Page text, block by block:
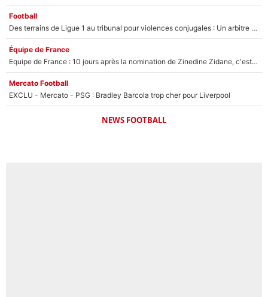
Football
Des terrains de Ligue 1 au tribunal pour violences conjugales : Un arbitre français encourt une peine de 18 mois de prison !
Équipe de France
Equipe de France : 10 jours après la nomination de Zinedine Zidane, c'est au tour de son fils de prendre un nouveau départ !
Mercato Football
EXCLU - Mercato - PSG : Bradley Barcola trop cher pour Liverpool
NEWS FOOTBALL